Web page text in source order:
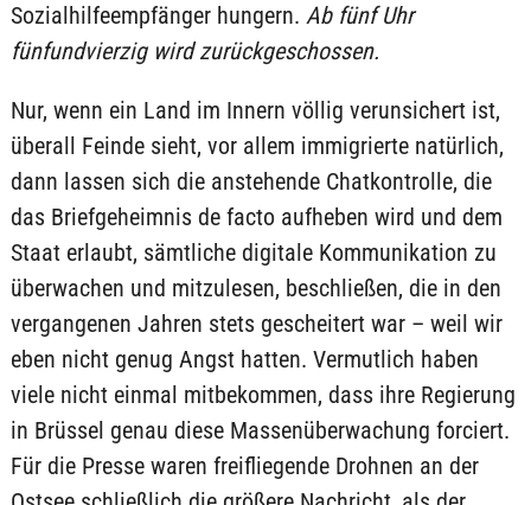
Sozialhilfeempfänger hungern. Ab fünf Uhr
fünfundvierzig wird zurückgeschossen.
Nur, wenn ein Land im Innern völlig verunsichert ist,
überall Feinde sieht, vor allem immigrierte natürlich,
dann lassen sich die anstehende Chatkontrolle, die
das Briefgeheimnis de facto aufheben wird und dem
Staat erlaubt, sämtliche digitale Kommunikation zu
überwachen und mitzulesen, beschließen, die in den
vergangenen Jahren stets gescheitert war – weil wir
eben nicht genug Angst hatten. Vermutlich haben
viele nicht einmal mitbekommen, dass ihre Regierung
in Brüssel genau diese Massenüberwachung forciert.
Für die Presse waren freifliegende Drohnen an der